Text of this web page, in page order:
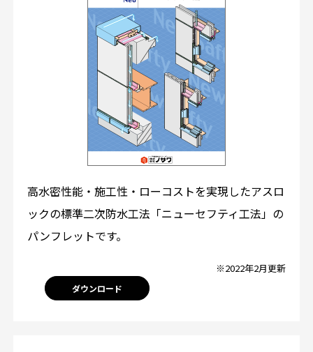
高水密性能・施工性・ローコストを実現したアスロ
ックの標準二次防水工法「ニューセフティ工法」の
パンフレットです。
※2022年2月更新
ダウンロード